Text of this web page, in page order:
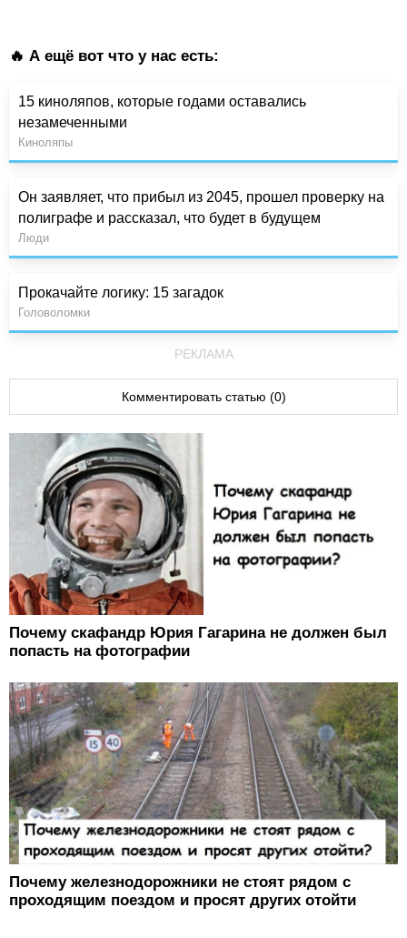
🔥 А ещё вот что у нас есть:
15 киноляпов, которые годами оставались
незамеченными
Киноляпы
Он заявляет, что прибыл из 2045, прошел проверку на
полиграфе и рассказал, что будет в будущем
Люди
Прокачайте логику: 15 загадок
Головоломки
РЕКЛАМА
Комментировать статью (0)
Почему скафандр Юрия Гагарина не должен был
попасть на фотографии
Почему железнодорожники не стоят рядом с
проходящим поездом и просят других отойти